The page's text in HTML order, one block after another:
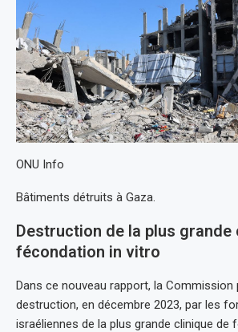
ONU Info
Bâtiments détruits à Gaza.
Destruction de la plus grande
fécondation in vitro
Dans ce nouveau rapport, la Commission
destruction, en décembre 2023, par les
israéliennes de la plus grande clinique de